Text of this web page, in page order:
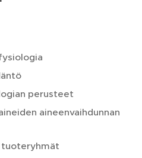
perusteet
aineenvaihdunnan
tuoteryhmät